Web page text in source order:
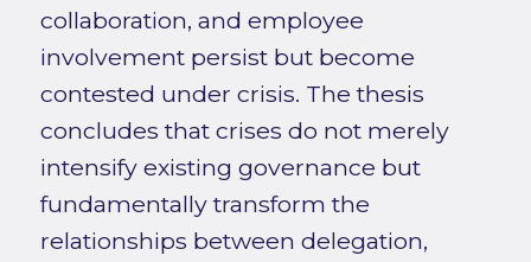
collaboration, and employee
involvement persist but become
contested under crisis. The thesis
concludes that crises do not merely
intensify existing governance but
fundamentally transform the
relationships between delegation,